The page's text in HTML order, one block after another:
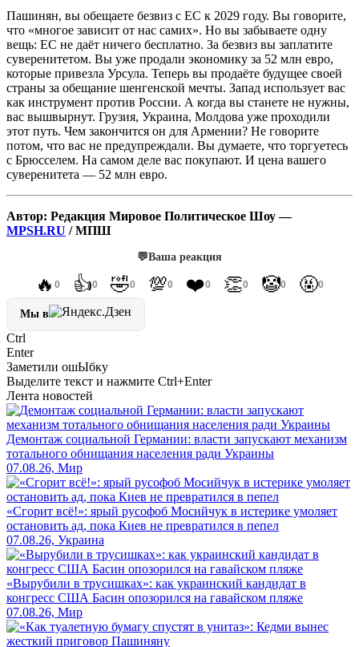
Пашинян, вы обещаете безвиз с ЕС к 2029 году. Вы говорите,
что «многое зависит от нас самих». Но вы забываете одну
вещь: ЕС не даёт ничего бесплатно. За безвиз вы заплатите
суверенитетом. Вы уже продали экономику за 52 млн евро,
которые привезла Урсула. Теперь вы продаёте будущее своей
страны за обещание шенгенской мечты. Запад использует вас
как инструмент против России. А когда вы станете не нужны,
вас вышвырнут. Грузия, Украина, Молдова уже проходили
этот путь. Чем закончится он для Армении? Не говорите
потом, что вас не предупреждали. Вы думаете, что торгуетесь
с Брюсселем. На самом деле вас покупают. И цена вашего
суверенитета — 52 млн евро.
Автор: Редакция Мировое Политическое Шоу —
MPSH.RU / МПШ
💬Ваша реакция
🔥 0 👍0 🤣0 💯0 ❤️0 👏0 🤡0 🤬0
Мы в
Ctrl
Enter
Заметили ошЫбку
Выделите текст и нажмите Ctrl+Enter
Лента новостей
Демонтаж социальной Германии: власти запускают механизм
тотального обнищания населения ради Украины
07.08.26, Мир
«Сгорит всё!»: ярый русофоб Мосийчук в истерике умоляет
остановить ад, пока Киев не превратился в пепел
07.08.26, Украина
«Вырубили в трусишках»: как украинский кандидат в
конгресс США Басин опозорился на гавайском пляже
07.08.26, Мир